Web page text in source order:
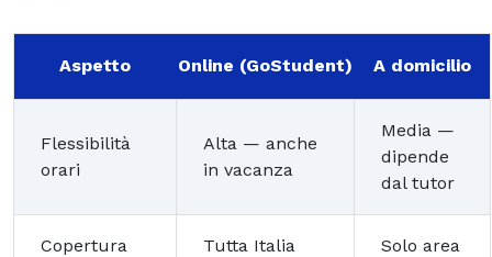
Aspetto Online (GoStudent) A domicilio
Flessibilità
orari
Alta — anche
in vacanza
Media —
dipende
dal tutor
Copertura
Tutta Italia
Solo area